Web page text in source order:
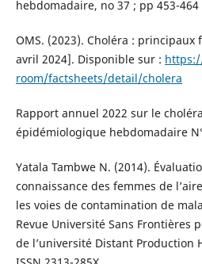
hebdomadaire, no 37 ; pp 453-464
OMS. (2023). Choléra :
avril 2024]. Disponible sur :
room/factsheets/detail/cholera
Rapport annuel 2022 sur le
épidémiologique hebdomadaire
Yatala Tambwe N. (2014).
connaissance des femmes de
les voies de contamination de
Revue Université Sans Frontières
de l’université Distant Production